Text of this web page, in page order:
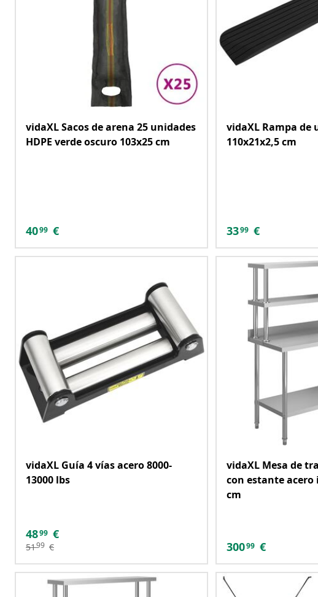
vidaXL Sacos de arena 25 unidades
HDPE verde oscuro 103x25 cm
4099 €
vidaXL Rampa de
110x21x2,5 cm
3399 €
vidaXL Guía 4 vías acero 8000-
13000 lbs
4899 €
5199 €
vidaXL Mesa de
con estante acero
cm
30099 €